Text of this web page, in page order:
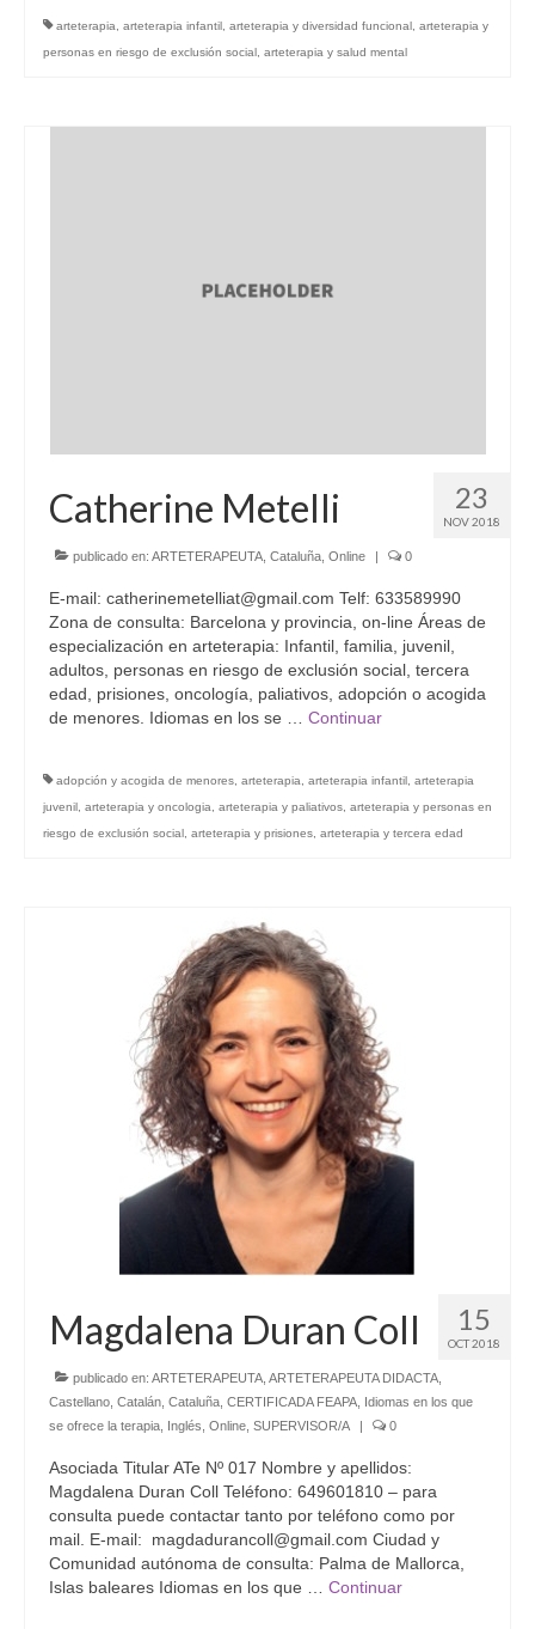
arteterapia arteterapia infantil arteterapia y diversidad funcional arteterapia y
personas en riesgo de exclusión social arteterapia y salud mental
23
NOV 2018
Catherine Metelli
publicado en: ARTETERAPEUTA Cataluña Online | 0
E-mail: catherinemetelliat@gmail.com Telf: 633589990
Zona de consulta: Barcelona y provincia, on-line Áreas de
especialización en arteterapia: Infantil, familia, juvenil,
adultos, personas en riesgo de exclusión social, tercera
edad, prisiones, oncología, paliativos, adopción o acogida
de menores. Idiomas en los se … Continuar
adopción y acogida de menores arteterapia arteterapia infantil arteterapia
juvenil arteterapia y oncologia arteterapia y paliativos arteterapia y personas en
riesgo de exclusión social arteterapia y prisiones arteterapia y tercera edad
15
OCT 2018
Magdalena Duran Coll
publicado en: ARTETERAPEUTA ARTETERAPEUTA DIDACTA
Castellano Catalán Cataluña CERTIFICADA FEAPA Idiomas en los que
se ofrece la terapia Inglés Online SUPERVISOR/A | 0
Asociada Titular ATe Nº 017 Nombre y apellidos:
Magdalena Duran Coll Teléfono: 649601810 – para
consulta puede contactar tanto por teléfono como por
mail. E-mail: magdadurancoll@gmail.com Ciudad y
Comunidad autónoma de consulta: Palma de Mallorca,
Islas baleares Idiomas en los que … Continuar